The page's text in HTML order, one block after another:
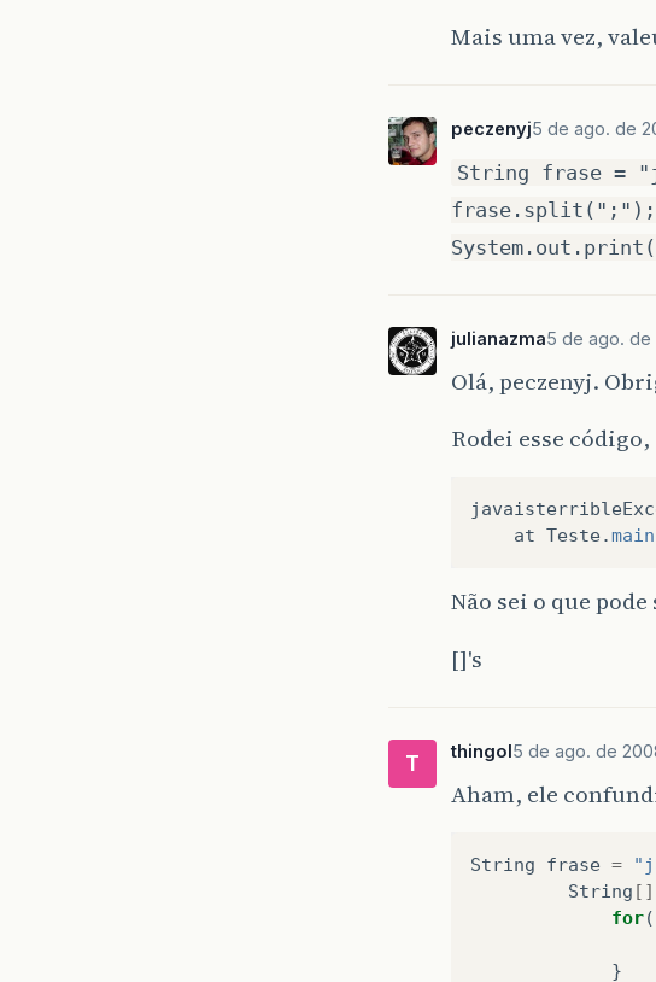
Mais uma vez,
peczenyj5 de ago. de
String frase =
frase.split(";");
julianazma5 de ago. de
Olá, peczenyj.
Rodei esse
at Teste.main
Não sei o que
[]'s
T thingol5 de ago. de
Aham, ele
String frase =
String []
for(
}